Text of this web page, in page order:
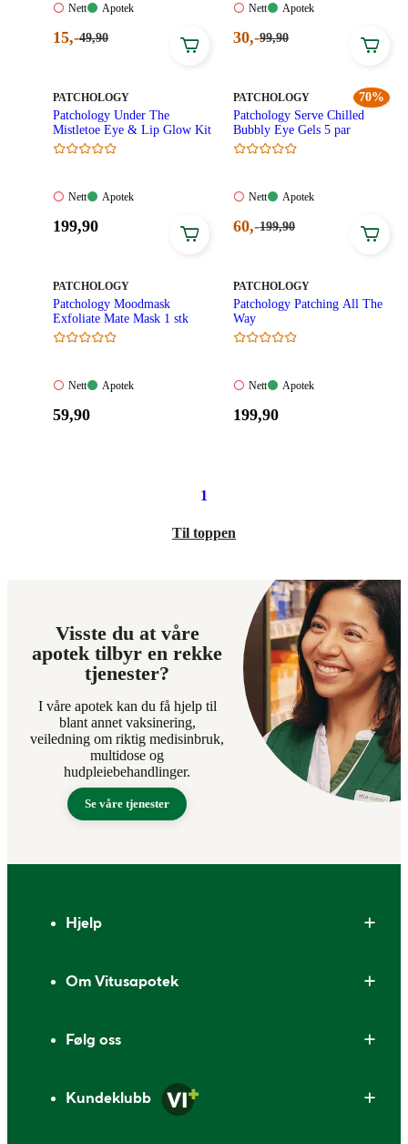
Nett:
tilgjengelig
Nett
Apotek:
Apotek
Nåværende
kroner.
15,-Førpris:
49,90
Nett:
tilgjengelig
Nett
Apotek:
Apotek
Nåværende
kroner.
30,-Førpris:
99,90
MERKE:
PATCHOLOGY
Patchology Under The
Mistletoe Eye & Lip Glow Kit
Nett:
tilgjengelig
Nett
Apotek:
Apotek
Pris:
199,90
70%
MERKE:
PATCHOLOGY
Patchology Serve Chilled
Bubbly Eye Gels 5 par
Nett:
tilgjengelig
Nett
Apotek:
Apotek
Nåværende
kroner.
60,-Førpris:
199,90
MERKE:
PATCHOLOGY
Patchology Moodmask
Exfoliate Mate Mask 1 stk
Nett:
tilgjengelig
Nett
Apotek:
Apotek
Pris:
59,90
MERKE:
PATCHOLOGY
Patchology Patching All The
Way
Nett:
tilgjengelig
Nett
Apotek:
Apotek
Pris:
199,90
1
Til toppen
Visste du at våre
apotek tilbyr en rekke
tjenester?
I våre apotek kan du få hjelp til
blant annet vaksinering,
veiledning om riktig medisinbruk,
multidose og
hudpleiebehandlinger.
Se våre tjenester
Hjelp
Om Vitusapotek
Følg oss
Kundeklubb